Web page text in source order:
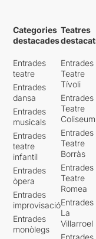
Categories
destacades
Entrades
teatre
Entrades
dansa
Entrades
musicals
Entrades
teatre
infantil
Entrades
òpera
Entrades
improvisació
Entrades
monòlegs
Teatres
Entrades
Teatre
Tívoli
Entrades
Teatre
Coliseum
Entrades
Teatre
Borràs
Entrades
Teatre
Romea
Entrades
La
Villarroel